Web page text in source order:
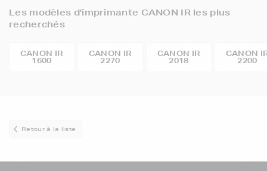
Les modèles d'imprimante CANON IR les plus
recherchés
CANON IR
1600
CANON IR
2270
CANON IR
2018
CANON
2200
Retour à la liste